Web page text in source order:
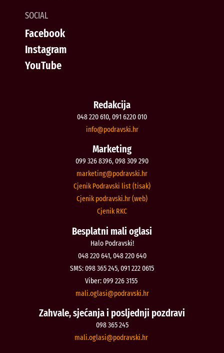
SOCIAL
Facebook
Instagram
YouTube
Redakcija
048 220 610, 091 6220 010
rh.iksvardop
@ofni
Marketing
099 326 8396, 098 309 290
rh.iksvardop
@gnitekram
Cjenik Podravski list (tisak)
Cjenik podravski.hr (web)
Cjenik RKC
Besplatni mali oglasi
Halo Podravski!
048 220 641, 048 220 640
SMS: 098 365 245, 091 222 0615
Viber: 099 226 3155
rh.iksvardop
@isalgo.ilam
Zahvale, sjećanja i posljednji pozdravi
098 365 245
rh.iksvardop
@isalgo.ilam